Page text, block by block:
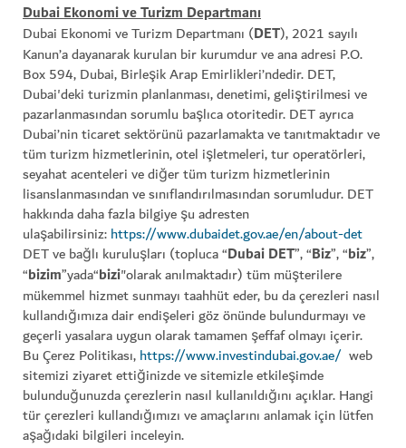
Dubai Ekonomi ve Turizm Departmanı
Dubai Ekonomi ve Turizm Departmanı (DET), 2021 sayılı
Kanun’a dayanarak kurulan bir kurumdur ve ana adresi P.O.
Box 594, Dubai, Birleşik Arap Emirlikleri’ndedir. DET,
Dubai'deki turizmin planlanması, denetimi, geliştirilmesi ve
pazarlanmasından sorumlu başlıca otoritedir. DET ayrıca
Dubai’nin ticaret sektörünü pazarlamakta ve tanıtmaktadır ve
tüm turizm hizmetlerinin, otel işletmeleri, tur operatörleri,
seyahat acenteleri ve diğer tüm turizm hizmetlerinin
lisanslanmasından ve sınıflandırılmasından sorumludur. DET
hakkında daha fazla bilgiye şu adresten
ulaşabilirsiniz:https://www.dubaidet.gov.ae/en/about-det
DET ve bağlı kuruluşları (topluca “Dubai DET”, “Biz”, “biz”,
“bizim”yada“bizi"olarak anılmaktadır) tüm müşterilere
mükemmel hizmet sunmayı taahhüt eder, bu da çerezleri nasıl
kullandığımıza dair endişeleri göz önünde bulundurmayı ve
geçerli yasalara uygun olarak tamamen şeffaf olmayı içerir.
Bu Çerez Politikası,https://www.investindubai.gov.ae/ web
sitemizi ziyaret ettiğinizde ve sitemizle etkileşimde
bulunduğunuzda çerezlerin nasıl kullanıldığını açıklar. Hangi
tür çerezleri kullandığımızı ve amaçlarını anlamak için lütfen
aşağıdaki bilgileri inceleyin.